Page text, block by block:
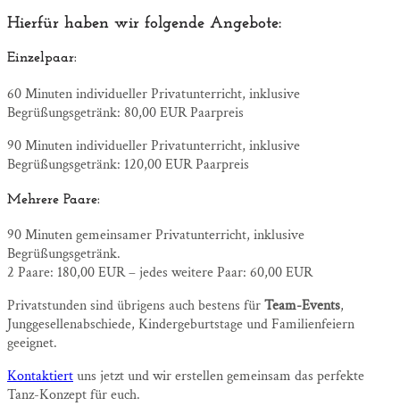
Hierfür haben wir folgende Angebote:
Einzelpaar:
60 Minuten individueller Privatunterricht, inklusive
Begrüßungsgetränk: 80,00 EUR Paarpreis
90 Minuten individueller Privatunterricht, inklusive
Begrüßungsgetränk: 120,00 EUR Paarpreis
Mehrere Paare:
90 Minuten gemeinsamer Privatunterricht, inklusive
Begrüßungsgetränk.
2 Paare: 180,00 EUR – jedes weitere Paar: 60,00 EUR
Privatstunden sind übrigens auch bestens fürTeam-Events,
Junggesellenabschiede, Kindergeburtstage und Familienfeiern
geeignet.
Kontaktiertuns jetzt und wir erstellen gemeinsam das perfekte
Tanz-Konzept für euch.